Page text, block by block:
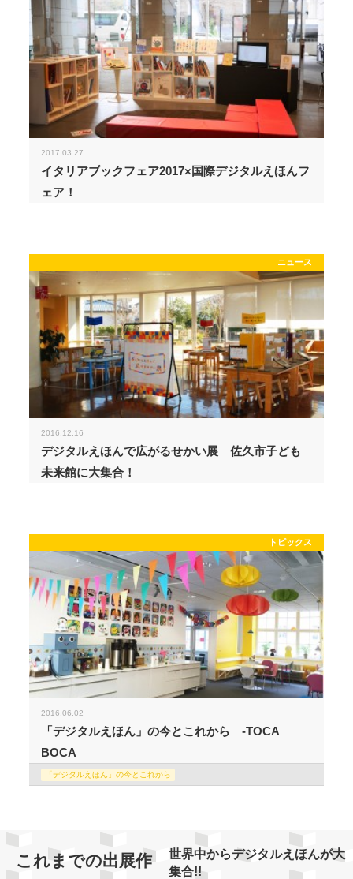
2017.03.27
イタリアブックフェア2017×国際デジタルえほんフ
ェア！
ニュース
2016.12.16
デジタルえほんで広がるせかい展 佐久市子ども
未来館に大集合！
トピックス
2016.06.02
「デジタルえほん」の今とこれから -TOCA
BOCA
「デジタルえほん」の今とこれから
これまでの出展作
世界中からデジタルえほんが大
集合!!